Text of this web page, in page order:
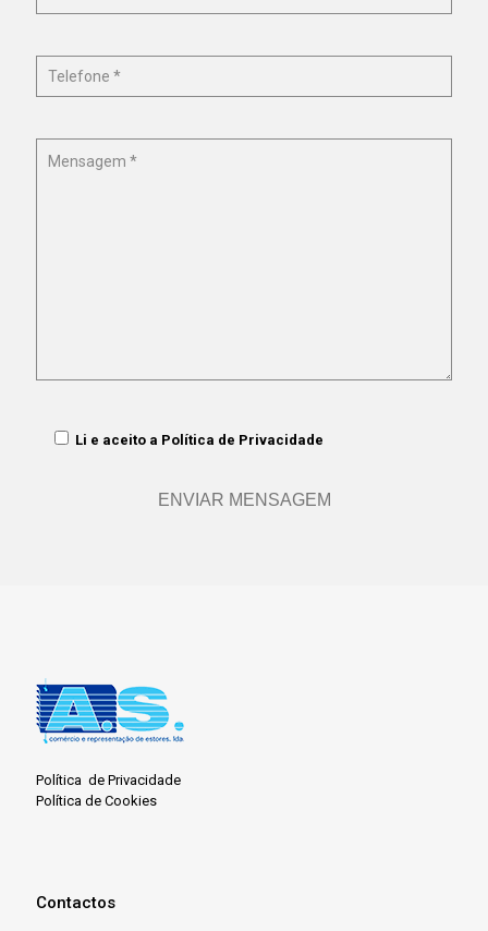
Li e aceito a Política de Privacidade
Política de Privacidade
Política de Cookies
Contactos